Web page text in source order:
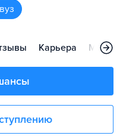
Карьера